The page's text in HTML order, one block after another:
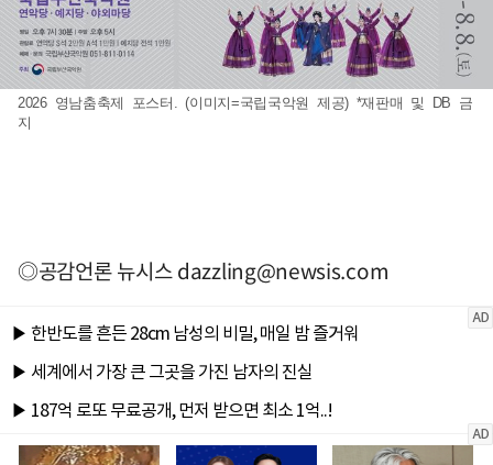
2026 영남춤축제 포스터. (이미지=국립국악원 제공) *재판매 및 DB 금
지
◎공감언론 뉴시스dazzling@newsis.com